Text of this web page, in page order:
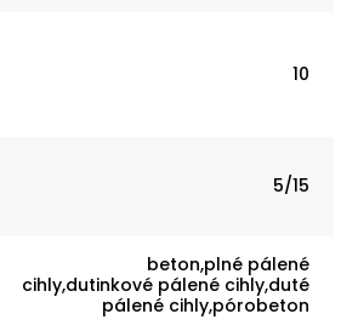
10
5/15
beton,plné pálené
cihly,dutinkové pálené cihly,duté
pálené cihly,pórobeton